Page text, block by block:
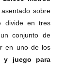
sobre
divide en tres
conjunto de
en uno de los
y juego para